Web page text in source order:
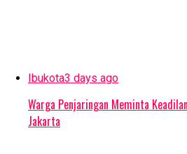
Ibukota3 days ago
Warga Penjaringan Meminta
Jakarta